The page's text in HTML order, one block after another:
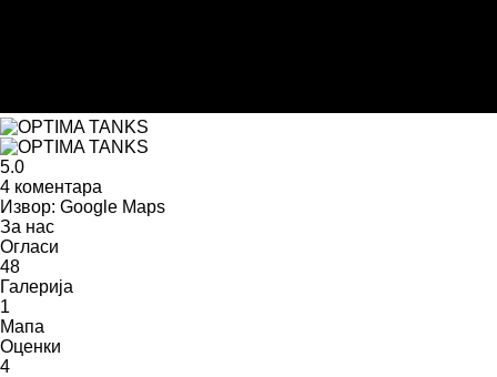
5.0
4 коментара
Извор: Google Maps
За нас
Огласи
48
Галерија
1
Мапа
Оценки
4